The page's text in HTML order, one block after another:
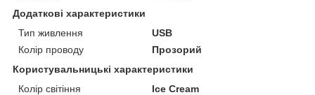
Додаткові характеристики
Тип живлення
USB
Колір проводу
Прозорий
Користувальницькі характеристики
Колір світіння
Ice Cream